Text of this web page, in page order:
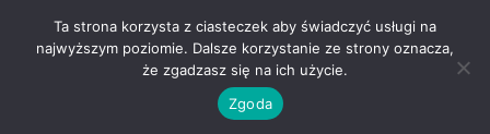
COPRZECZYTAĆ.PL 2021 | STRONA WYKORZYSTUJE PLIKI COOKIES |
POLITYKĄ PRYWATNOŚCI
Ta strona korzysta z ciasteczek aby świadczyć usługi na
najwyższym poziomie. Dalsze korzystanie ze strony oznacza,
że zgadzasz się na ich użycie.
Zgoda